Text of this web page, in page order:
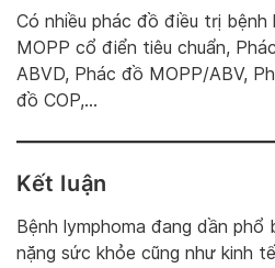
Có nhiều phác đồ điều trị bệnh
MOPP cổ điển tiêu chuẩn,
ABVD, Phác đồ MOPP/ABV,
đồ COP,…
Kết luận
Bệnh lymphoma đang dần
nặng sức khỏe cũng như kinh